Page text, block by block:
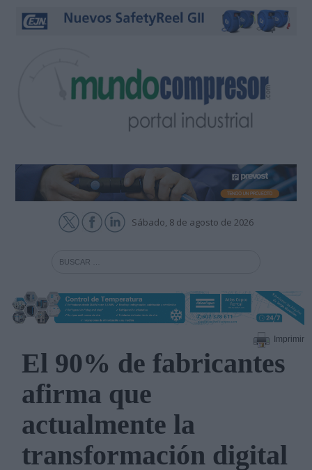
Sábado, 8 de agosto de 2026
Imprimir
El 90% de fabricantes
afirma que
actualmente la
transformación digital